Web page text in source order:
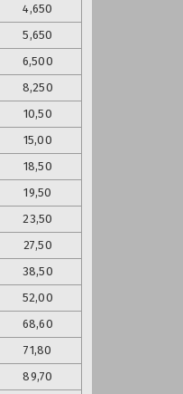
4,650
5,650
6,500
8,250
10,50
15,00
18,50
19,50
23,50
27,50
38,50
52,00
68,60
71,80
89,70